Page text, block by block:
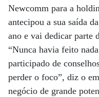
Newcomm para a
antecipou a sua saída
ano e vai dedicar parte
“Nunca havia feito
participado de
perder o foco”, diz o
negócio de grande